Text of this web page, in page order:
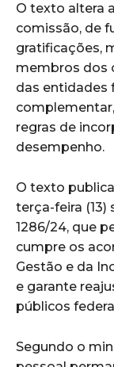
O texto altera
comissão, de
gratificações,
membros dos
das entidades
regras de
desempenho.
O texto
terça-feira
1286/24, que
cumpre os
Gestão e da
e garante
públicos
Segundo o